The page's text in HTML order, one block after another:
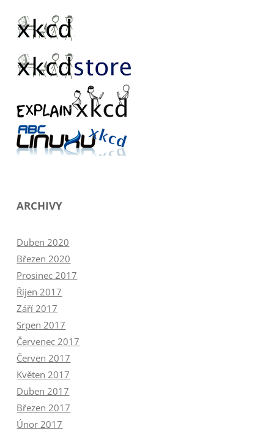
ARCHIVY
Duben 2020
Březen 2020
Prosinec 2017
Říjen 2017
Září 2017
Srpen 2017
Červenec 2017
Červen 2017
Květen 2017
Duben 2017
Březen 2017
Únor 2017